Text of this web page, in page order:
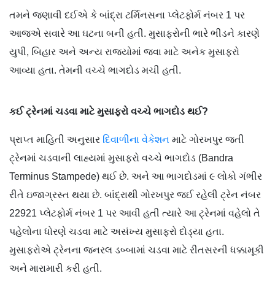
તમને જણાવી દઈએ કે બાંદ્રા ટર્મિનસના પ્લેટફોર્મ નંબર 1 પર
આજએ સવારે આ ઘટના બની હતી. મુસાફરોની ભારે ભીડને કારણે
યુપી, બિહાર અને અન્ય રાજ્યોમાં જવા માટે અનેક મુસાફરો
આવ્યા હતા. તેમની વચ્ચે ભાગદોડ મચી હતી.
કઈ ટ્રેનમાં ચડવા માટે મુસાફરો વચ્ચે ભાગદોડ થઈ?
પ્રાપ્ત માહિતી અનુસાર દિવાળીના વેકેશન માટે ગોરખપુર જતી
ટ્રેનમાં ચડવાની લાહ્યમાં મુસાફરો વચ્ચે ભાગદોડ (Bandra
Terminus Stampede) થઈ છે. અને આ ભાગદોડમાં ૯ લોકો ગંભીર
રીતે ઇજાગ્રસ્ત થયા છે. બાંદ્રાથી ગોરખપુર જઈ રહેલી ટ્રેન નંબર
22921 પ્લેટફોર્મ નંબર 1 પર આવી હતી ત્યારે આ ટ્રેનમાં વહેલો તે
પહેલોના ધોરણે ચડવા માટે અસંખ્ય મુસાફરો દોડ્યા હતા.
મુસાફરોએ ટ્રેનના જનરલ ડબ્બામાં ચડવા માટે રીતસરની ધક્કામૂકી
અને મારામારી કરી હતી.